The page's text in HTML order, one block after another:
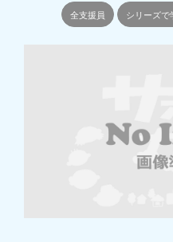
全支援員 シリーズで